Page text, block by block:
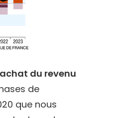
du revenu
de
que nous